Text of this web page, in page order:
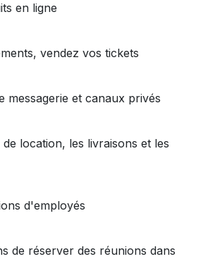
en ligne
vendez vos tickets
messagerie et canaux privés
location, les livraisons et les
d'employés
de réserver des réunions dans